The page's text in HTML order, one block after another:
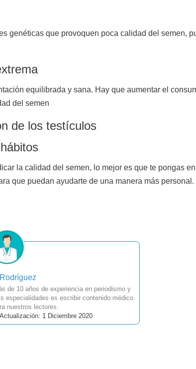
genéticas que provoquen poca calidad del semen,
equilibrada y sana. Hay que aumentar el
del semen
de los testículos
la calidad del semen, lo mejor es que te pongas
que puedan ayudarte de una manera más personal.
de 10 años de experiencia en periodismo y
especialidades es escribir contenido médico
nuestros lectores.
1 Diciembre 2020